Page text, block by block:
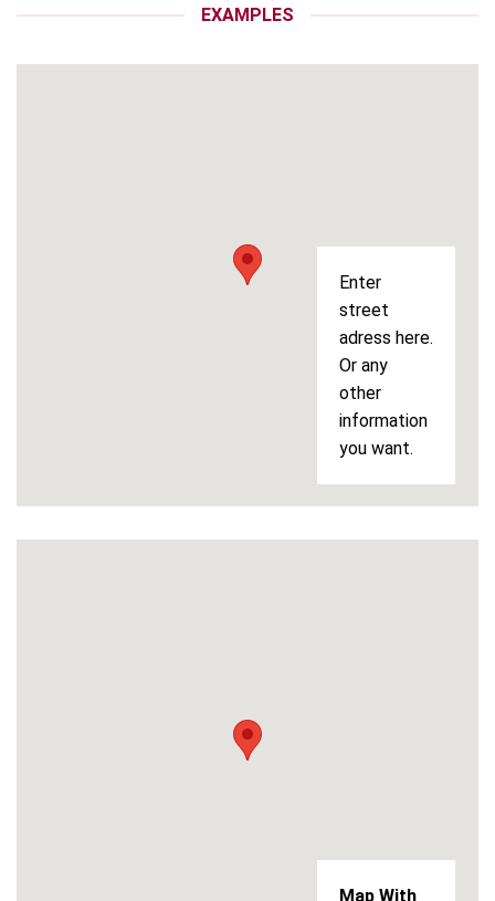
EXAMPLES
Enter
street
adress here.
Or any
other
information
you want.
Map With